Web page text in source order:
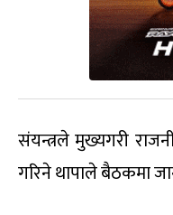
संयन्त्रले मुख्यगरी
गरिने थापाले बैठकमा